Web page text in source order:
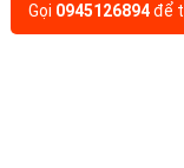
Gọi 0945126894để